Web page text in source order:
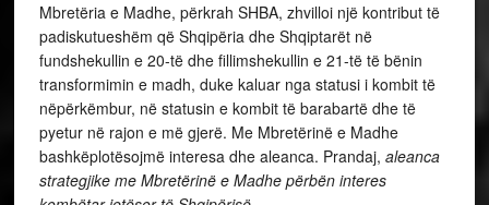
Mbretëria e Madhe, përkrah SHBA, zhvilloi një kontribut të
padiskutueshëm që Shqipëria dhe Shqiptarët në
fundshekullin e 20-të dhe fillimshekullin e 21-të të bënin
transformimin e madh, duke kaluar nga statusi i kombit të
nëpërkëmbur, në statusin e kombit të barabartë dhe të
pyetur në rajon e më gjerë. Me Mbretërinë e Madhe
bashkëplotësojmë interesa dhe aleanca. Prandaj, aleanca
strategjike me Mbretërinë e Madhe përbën interes